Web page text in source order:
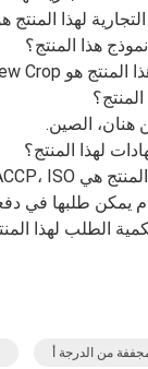
من الدرجة أ